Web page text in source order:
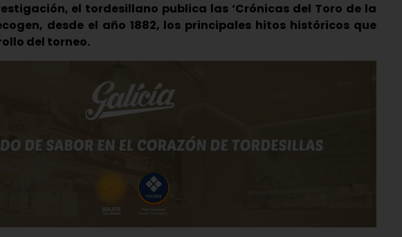
el tordesillano publica las ‘Crónicas del Toro de la
desde el año 1882, los principales hitos históricos que
del torneo.